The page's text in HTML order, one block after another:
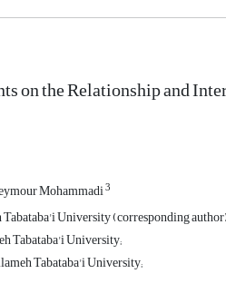
on the Relationship and
Mohammadi3
University (corresponding
Tabataba'i University;
Tabataba'i University;